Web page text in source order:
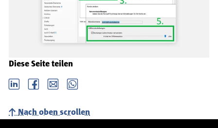
Diese Seite teilen
LinkedIn Facebook email Whatsapp
Nach oben scrollen